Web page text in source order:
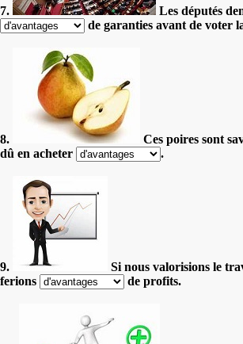
7.
Les députés
de garanties avant de voter
8.
Ces poires sont
dû en acheter
.
9.
Si nous valorisions le
ferions
de profits.